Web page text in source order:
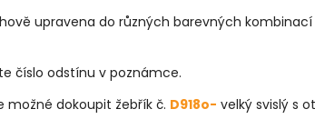
upravena do různých barevných
číslo odstínu v poznámce.
možné dokoupit žebřík č. D918o- velký svislý s